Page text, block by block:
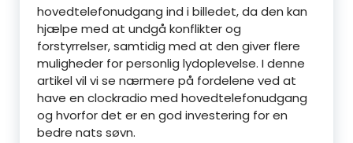
hovedtelefonudgang ind i billedet, da den kan
hjælpe med at undgå konflikter og
forstyrrelser, samtidig med at den giver flere
muligheder for personlig lydoplevelse. I denne
artikel vil vi se nærmere på fordelene ved at
have en clockradio med hovedtelefonudgang
og hvorfor det er en god investering for en
bedre nats søvn.